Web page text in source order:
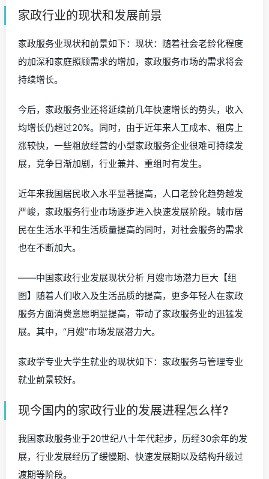
家政行业的现状和发展前景
家政服务业现状和前景如下：现状：随着社会老龄化程度
的加深和家庭照顾需求的增加，家政服务市场的需求将会
持续增长。
今后，家政服务业还将延续前几年快速增长的势头，收入
均增长仍超过20%。同时，由于近年来人工成本、租房上
涨较快，一些粗放经营的小型家政服务企业很难可持续发
展，竞争日渐加剧，行业兼并、重组时有发生。
近年来我国居民收入水平显著提高，人口老龄化趋势越发
严峻，家政服务行业市场逐步进入快速发展阶段。城市居
民在生活水平和生活质量提高的同时，对社会服务的需求
也在不断加大。
——中国家政行业发展现状分析 月嫂市场潜力巨大【组
图】随着人们收入及生活品质的提高，更多年轻人在家政
服务方面消费意愿明显提高，带动了家政服务业的迅猛发
展。其中，“月嫂”市场发展潜力大。
家政学专业大学生就业的现状如下：家政服务与管理专业
就业前景较好。
现今国内的家政行业的发展进程怎么样?
我国家政服务业于20世纪八十年代起步，历经30余年的发
展，行业发展经历了缓慢期、快速发展期以及结构升级过
渡期等阶段。